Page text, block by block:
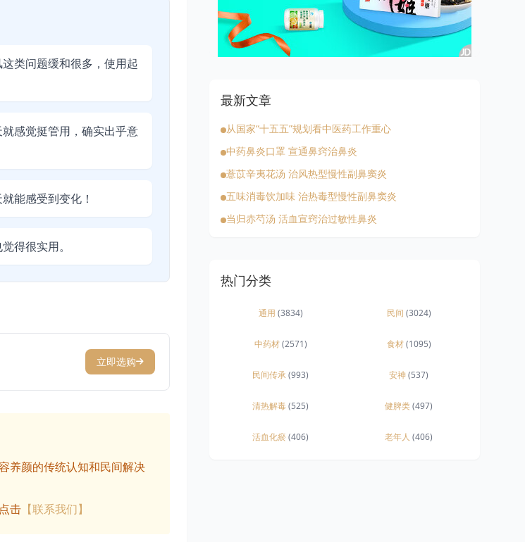
类问题缓和很多，使用起
感觉挺管用，确实出乎意
能感受到变化！
得很实用。
立即选购
养颜的传统认知和民间解决
击 【联系我们】
最新文章
从国家“十五五”规划看中医药工作重心
中药鼻炎口罩 宣通鼻窍治鼻炎
薏苡辛夷花汤 治风热型慢性副鼻窦炎
五味消毒饮加味 治热毒型慢性副鼻窦炎
当归赤芍汤 活血宣窍治过敏性鼻炎
热门分类
通用 (3834) 民间 (3024)
中药材(2571) 食材(1095)
民间传承(993) 安神(537)
清热解毒(525) 健脾类(497)
活血化瘀(406) 老年人 (406)